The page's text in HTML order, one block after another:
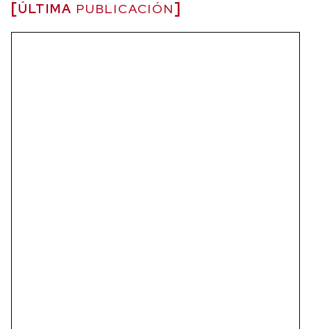
ÚLTIMA PUBLICACIÓN